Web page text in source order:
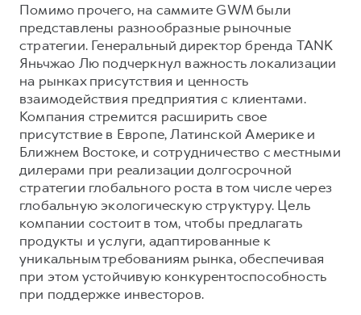
Помимо прочего, на саммите GWM были
представлены разнообразные рыночные
стратегии. Генеральный директор бренда TANK
Яньчжао Лю подчеркнул важность локализации
на рынках присутствия и ценность
взаимодействия предприятия с клиентами.
Компания стремится расширить свое
присутствие в Европе, Латинской Америке и
Ближнем Востоке, и сотрудничество с местными
дилерами при реализации долгосрочной
стратегии глобального роста в том числе через
глобальную экологическую структуру. Цель
компании состоит в том, чтобы предлагать
продукты и услуги, адаптированные к
уникальным требованиям рынка, обеспечивая
при этом устойчивую конкурентоспособность
при поддержке инвесторов.